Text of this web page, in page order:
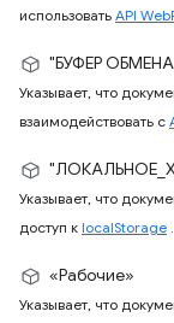
использовать API
"БУФЕР
Указывает, что
взаимодействовать с
Указывает, что
доступ к localStorage .
«Рабочие»
Указывает, что